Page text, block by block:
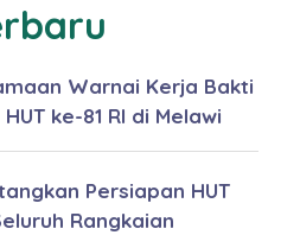
Warnai Kerja Bakti
ke-81 RI di Melawi
Persiapan HUT
Rangkaian